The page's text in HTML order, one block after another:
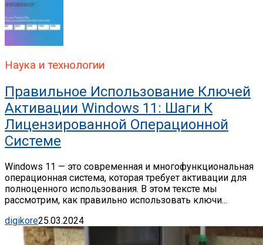
Наука и технологии
Правильное Использование Ключей
Активации Windows 11: Шаги К
Лицензированной Операционной
Системе
Windows 11 — это современная и многофункциональная
операционная система, которая требует активации для
полноценного использования. В этом тексте мы
рассмотрим, как правильно использовать ключи...
digikore25.03.2024